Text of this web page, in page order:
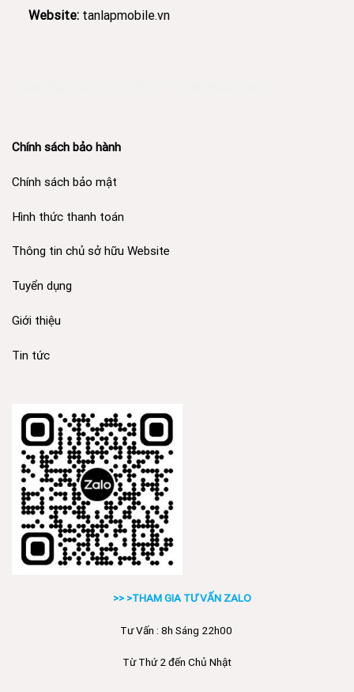
Website: tanlapmobile.vn
Chính sách bảo hành
Chính sách bảo mật
Hình thức thanh toán
Thông tin chủ sở hữu Website
Tuyển dụng
Giới thiệu
Tin tức
>> >THAM GIA TƯ VẤN ZALO
Tư Vấn : 8h Sáng 22h00
Từ Thứ 2 đến Chủ Nhật